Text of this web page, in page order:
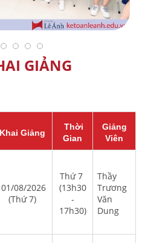
GIẢNG
Khai Giảng
Thời
Gian
Giảng
Viên
01/08/2026
(Thứ 7)
Thứ 7
(13h30
-
17h30)
Thầy
Trương
Văn
Dung